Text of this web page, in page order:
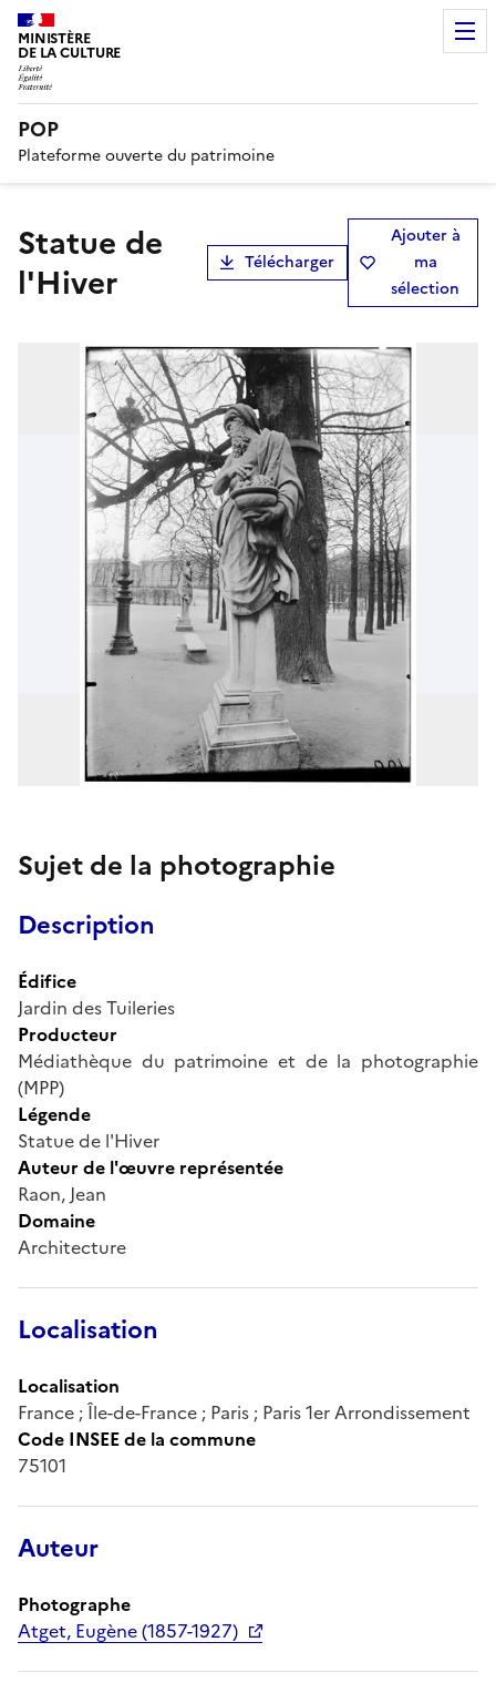
MINISTÈRE
DE LA CULTURE
POP
Plateforme ouverte du patrimoine
Statue de
l'Hiver
Télécharger
Ajouter à
ma
sélection
Sujet de la photographie
Description
Édifice
Jardin des Tuileries
Producteur
Médiathèque du patrimoine et de la photographie
(MPP)
Légende
Statue de l'Hiver
Auteur de l'œuvre représentée
Raon, Jean
Domaine
Architecture
Localisation
Localisation
France ; Île-de-France ; Paris ; Paris 1er Arrondissement
Code INSEE de la commune
75101
Auteur
Photographe
Atget, Eugène (1857-1927)